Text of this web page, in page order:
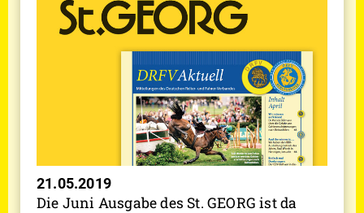
21.05.2019
Die Juni Ausgabe des St. GEORG ist da